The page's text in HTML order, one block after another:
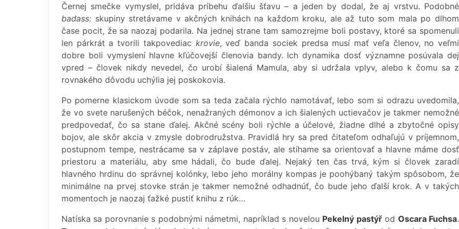
Černej smečke vymyslel, pridáva príbehu ďalšiu šťavu – a jeden by dodal, že aj vrstvu. Podobné
badass: skupiny stretávame v akčných knihách na každom kroku, ale až tuto som mala po dlhom
čase pocit, že sa naozaj podarila. Na jednej strane tam samozrejme boli postavy, ktoré sa spomenuli
len párkrát a tvorili takpovediac krovie, veď banda sociek predsa musí mať veľa členov, no veľmi
dobre boli vymyslení hlavne kľúčovejší členovia bandy. Ich dynamika dosť významne posúvala dej
vpred – človek nikdy nevedel, čo urobí šialená Mamula, aby si udržala vplyv, alebo k čomu sa z
rovnakého dôvodu uchýlia jej poskokovia.
Po pomerne klasickom úvode som sa teda začala rýchlo namotávať, lebo som si odrazu uvedomila,
že vo svete narušených béčok, nenažraných démonov a ich šialených uctievačov je takmer nemožné
predpovedať, čo sa stane ďalej. Akčné scény boli rýchle a účelové, žiadne dlhé a zbytočné opisy
bojov, ale skôr akcia v zmysle dobrodružstva. Pravidlá hry sa pred čitateľom odhaľujú v príjemnom,
postupnom tempe, nestrácame sa v záplave postáv, ale stíhame sa orientovať a hlavne máme dosť
priestoru a materiálu, aby sme hádali, čo bude ďalej. Nejaký ten čas trvá, kým si človek zaradí
hlavného hrdinu do správnej kolónky, lebo jeho morálny kompas je poohýbaný takým spôsobom, že
minimálne na prvej stovke strán je takmer nemožné odhadnúť, čo bude jeho ďalší krok. A v takých
momentoch je naozaj ťažké pustiť knihu z rúk…
Natíska sa porovnanie s podobnými námetmi, napríklad s novelou Pekelný pastýřod Oscara Fuchsa.